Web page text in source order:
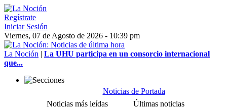
Regístrate
Iniciar Sesión
Viernes, 07 de Agosto de 2026 - 10:39 pm
La Noción | La UHU participa en un consorcio internacional
que...
Noticias de Portada
Noticias más leídas
Últimas noticias